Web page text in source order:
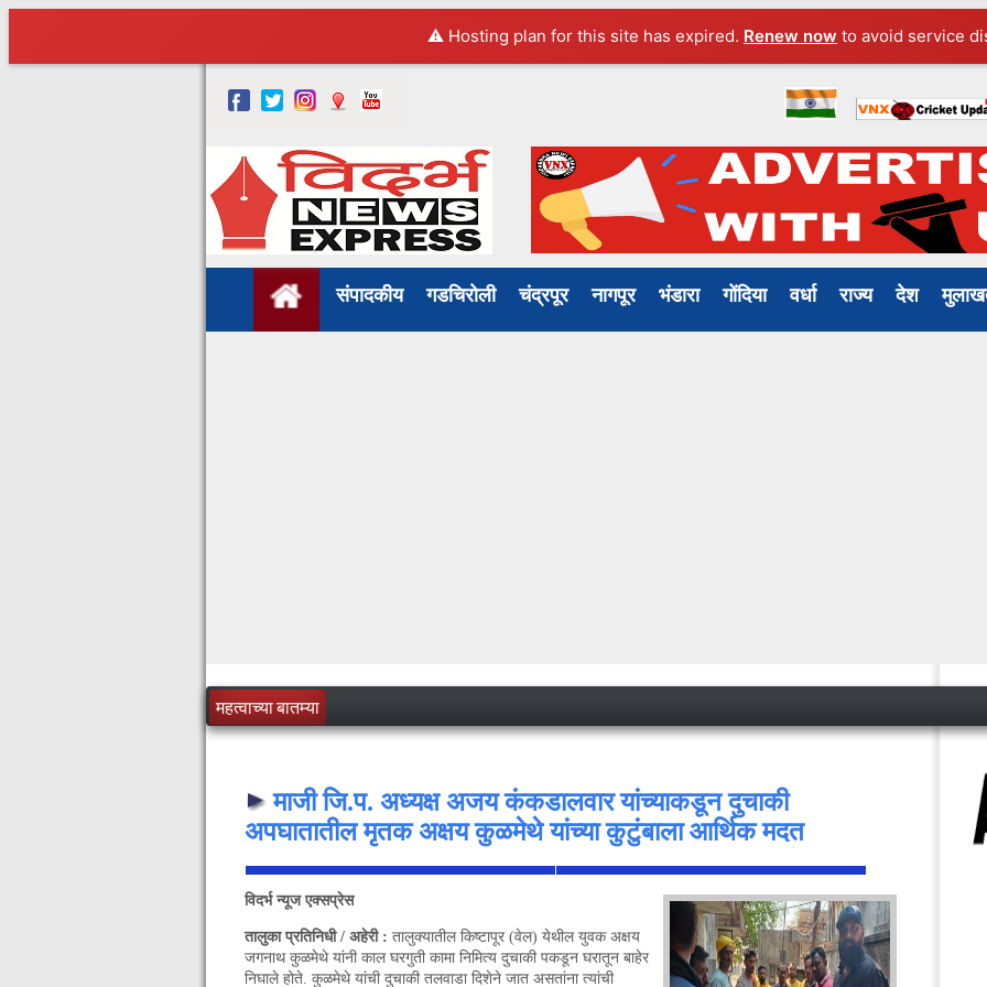
⚠️ Hosting plan for this site has expired. Renew now to avoid service
संपादकीय गडचिरोली चंद्रपूर नागपूर भंडारा गोंदिया वर्धा राज्य देश
महत्वाच्या बातम्या
माजी जि.प. अध्यक्ष अजय कंकडालवार यांच्याकडून दुचाकी
अपघातातील मृतक अक्षय कुळमेथे यांच्या कुटुंबाला आर्थिक मदत
विदर्भ न्यूज एक्सप्रेस
तालुका प्रतिनिधी / अहेरी : तालुक्यातील किष्टापूर (वेल) येथील युवक अक्षय
जगनाथ कुळमेथे यांनी काल घरगुती कामा निमित्य दुचाकी पकडून घरातून बाहेर
निघाले होते. कुळमेथे यांची दुचाकी तलवाडा दिशेने जात असतांना त्यांची